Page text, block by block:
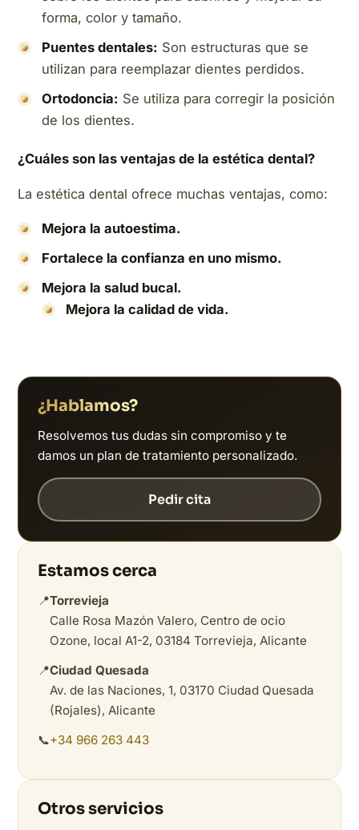
forma, color y tamaño.
Puentes dentales: Son estructuras que se
utilizan para reemplazar dientes perdidos.
Ortodoncia: Se utiliza para corregir la posición
de los dientes.
¿Cuáles son las ventajas de la estética dental?
La estética dental ofrece muchas ventajas, como:
Mejora la autoestima.
Fortalece la confianza en uno mismo.
Mejora la salud bucal.
Mejora la calidad de vida.
¿Hablamos?
Resolvemos tus dudas sin compromiso y te
damos un plan de tratamiento personalizado.
Pedir cita
Estamos cerca
📍Torrevieja
Calle Rosa Mazón Valero, Centro de ocio
Ozone, local A1-2, 03184 Torrevieja, Alicante
📍Ciudad Quesada
Av. de las Naciones, 1, 03170 Ciudad Quesada
(Rojales), Alicante
📞+34 966 263 443
Otros servicios